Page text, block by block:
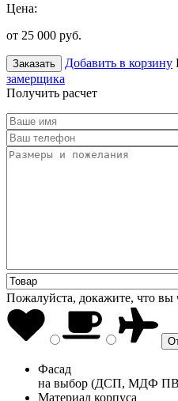
Цена:
от 25 000 руб.
Заказать Добавить в корзину
замерщика
Получить расчет
Пожалуйста, докажите, что вы
Фасад
на выбор (ДСП, МДФ
Материал корпуса